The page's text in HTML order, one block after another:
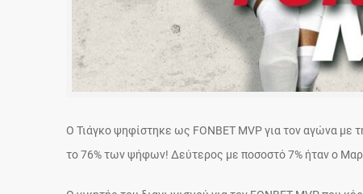
Ο Τιάγκο ψηφίστηκε ως FONBET MVP για τον αγώνα
το 76% των ψήφων! Δεύτερος με ποσοστό 7% ήταν ο